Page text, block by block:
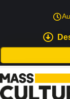
FESTIVALES
El
llega a La